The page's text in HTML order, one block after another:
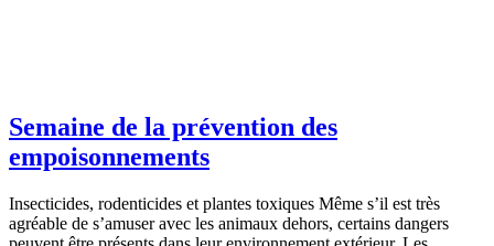
Semaine de la prévention des
empoisonnements
Insecticides, rodenticides et plantes toxiques Même s’il est très
agréable de s’amuser avec les animaux dehors, certains dangers